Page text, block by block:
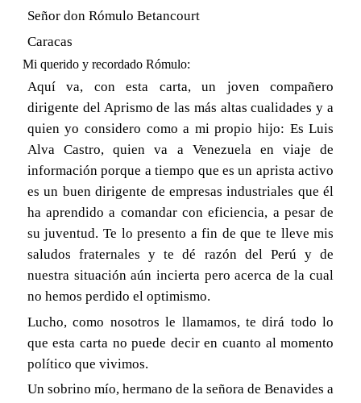
Señor don Rómulo Betancourt
Caracas
Mi querido y recordado Rómulo:
Aquí va, con esta carta, un joven compañero
dirigente del Aprismo de las más altas cualidades y a
quien yo considero como a mi propio hijo: Es Luis
Alva Castro, quien va a Venezuela en viaje de
información porque a tiempo que es un aprista activo
es un buen dirigente de empresas industriales que él
ha aprendido a comandar con eficiencia, a pesar de
su juventud. Te lo presento a fin de que te lleve mis
saludos fraternales y te dé razón del Perú y de
nuestra situación aún incierta pero acerca de la cual
no hemos perdido el optimismo.
Lucho, como nosotros le llamamos, te dirá todo lo
que esta carta no puede decir en cuanto al momento
político que vivimos.
Un sobrino mío, hermano de la señora de Benavides a